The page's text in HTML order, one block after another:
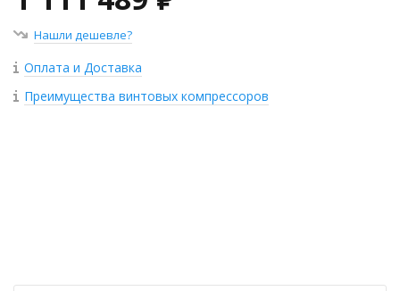
Нашли дешевле?
Оплата и Доставка
Преимущества винтовых компрессоров